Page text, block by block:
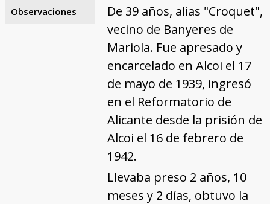
Observaciones
De 39 años, alias "Croquet",
vecino de Banyeres de
Mariola. Fue apresado y
encarcelado en Alcoi el 17
de mayo de 1939, ingresó
en el Reformatorio de
Alicante desde la prisión de
Alcoi el 16 de febrero de
1942.
Llevaba preso 2 años, 10
meses y 2 días, obtuvo la